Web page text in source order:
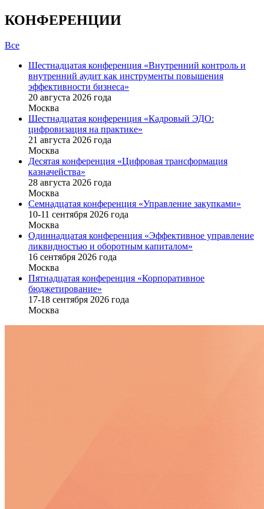
КОНФЕРЕНЦИИ
Все
Шестнадцатая конференция «Внутренний контроль и
внутренний аудит как инструменты повышения
эффективности бизнеса»
20 августа 2026 года
Москва
Шестнадцатая конференция «Кадровый ЭДО:
цифровизация на практике»
21 августа 2026 года
Москва
Десятая конференция «Цифровая трансформация
казначейства»
28 августа 2026 года
Москва
Семнадцатая конференция «Управление закупками»
10-11 сентября 2026 года
Москва
Одиннадцатая конференция «Эффективное управление
ликвидностью и оборотным капиталом»
16 cентября 2026 года
Москва
Пятнадцатая конференция «Корпоративное
бюджетирование»
17-18 сентября 2026 года
Москва